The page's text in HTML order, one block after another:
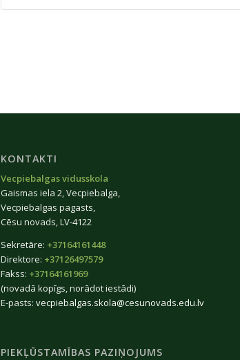
KONTAKTI
Vecpiebalgas vidusskola
Gaismas iela 2, Vecpiebalga,
Vecpiebalgas pagasts,
Cēsu novads, LV-4122
Sekretāre: +37164161448
Direktore: +37126497579
Fakss: +37164161969
(novadā kopīgs, norādot iestādi)
E-pasts: vecpiebalgas.skola@cesunovads.edu.lv
PIEKĻŪSTAMĪBAS PAZIŅOJUMS